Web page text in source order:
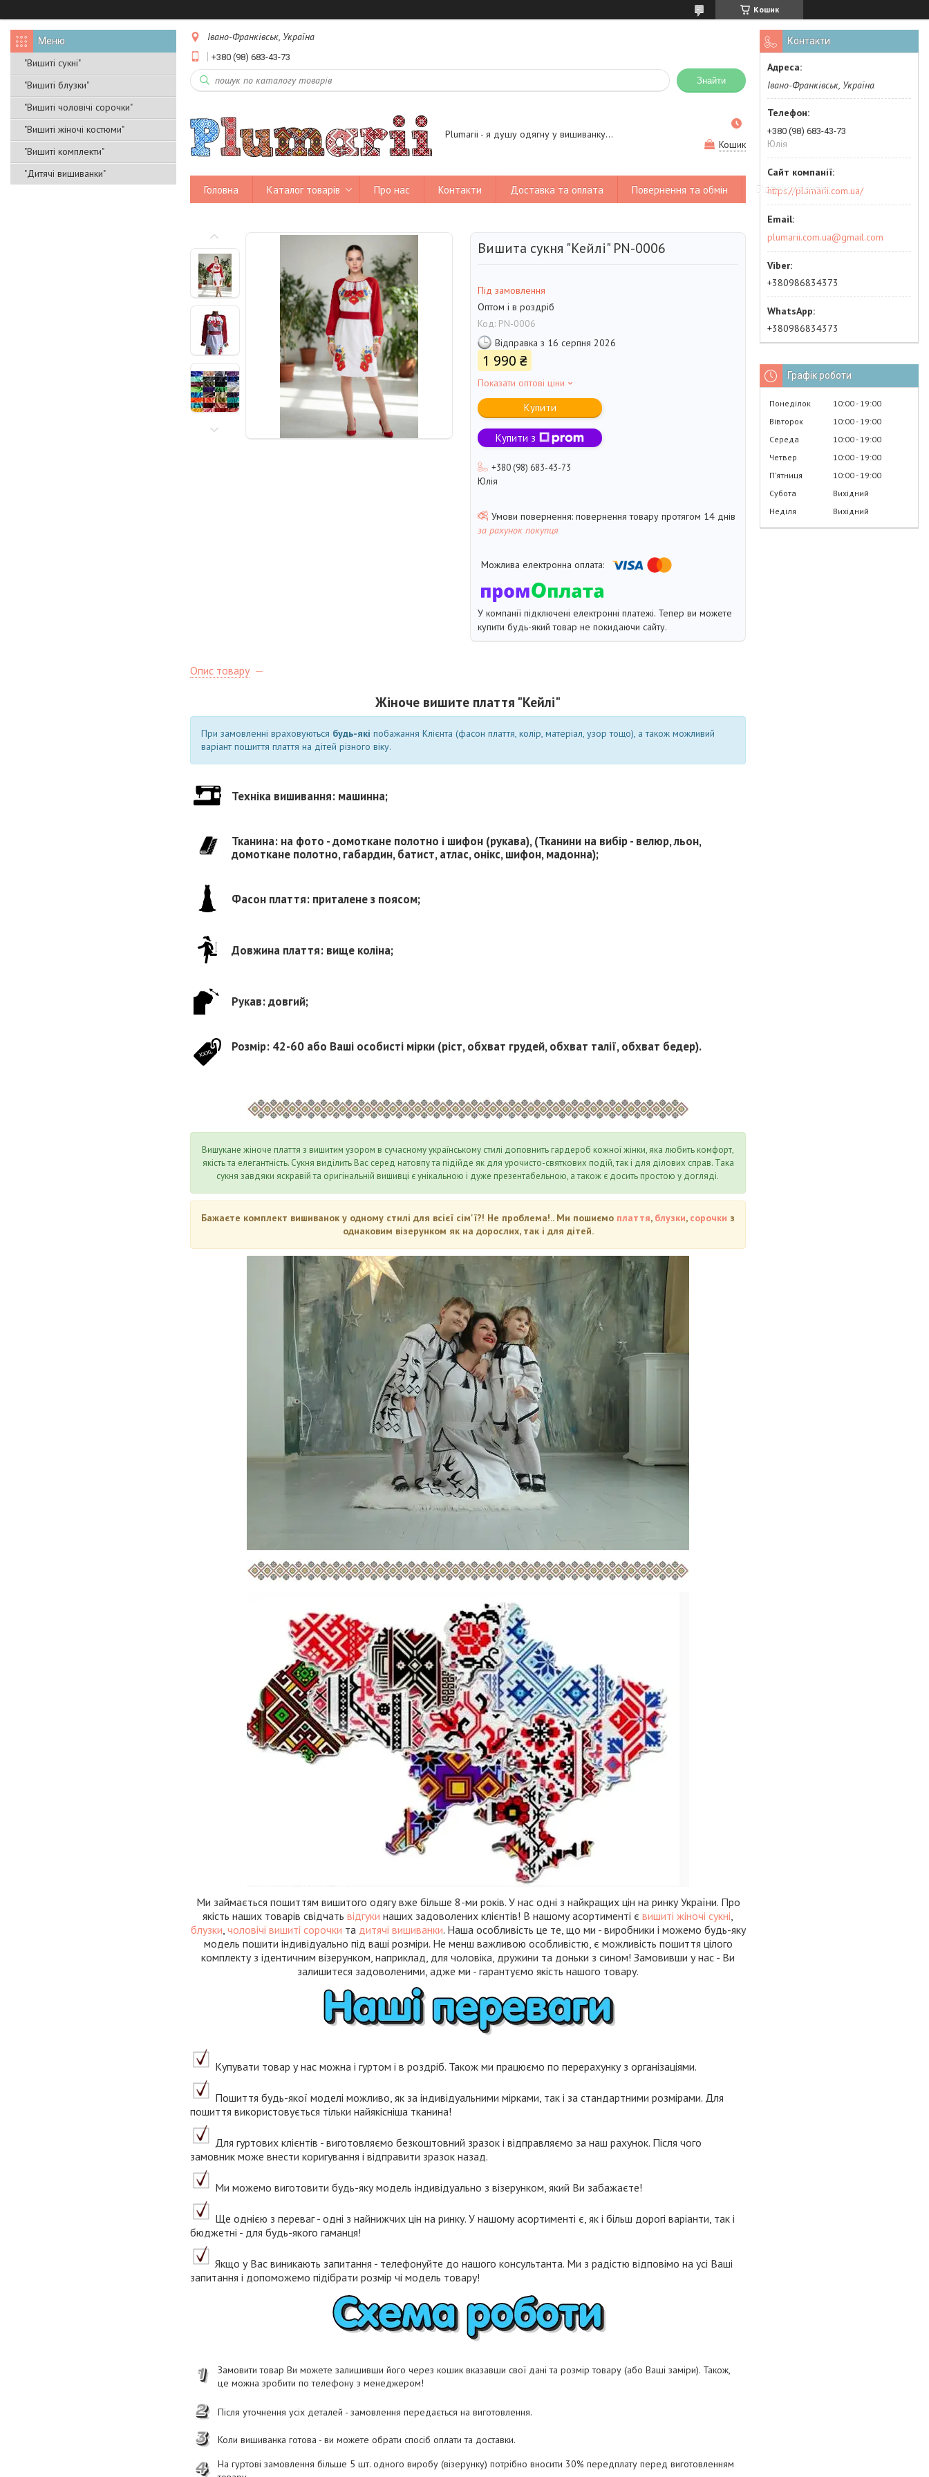
Кошик
"Вишиті сукні"
"Вишиті блузки"
"Вишиті чоловічі сорочки"
"Вишиті жіночі костюми"
"Вишиті комплекти"
"Дитячі вишиванки"
Івано-Франківськ, Україна
+380 (98) 683-43-73
Знайти
Plumarii - я душу одягну у вишиванку...
Кошик
Головна Каталог товарів Про нас Контакти Доставка та оплата Повернення та обмін Відгуки клієнтів
Вишита сукня "Кейлі" PN-0006
Під замовлення
Оптом і в роздріб
Код: PN-0006
Відправка з 16 серпня 2026
1 990 ₴
Показати оптові ціни
Купити
Купити з
+380 (98) 683-43-73
Юлія
повернення товару протягом 14 днів
за рахунок покупця
У компанії підключені електронні платежі. Тепер ви можете
купити будь-який товар не покидаючи сайту.
Опис товару
Жіноче вишите плаття "Кейлі"
При замовленні враховуються будь-які побажання Клієнта (фасон плаття, колір, матеріал, узор тощо), а також можливий
варіант пошиття плаття на дітей різного віку.
Техніка вишивання: машинна;
Тканина: на фото - домоткане полотно і шифон (рукава), (Тканини на вибір - велюр, льон,
домоткане полотно, габардин, батист, атлас, онікс, шифон, мадонна);
Фасон плаття: приталене з поясом;
Довжина плаття: вище коліна;
Рукав: довгий;
Розмір: 42-60 або Ваші особисті мірки (ріст, обхват грудей, обхват талії, обхват бедер).
Вишукане жіноче плаття з вишитим узором в сучасному українському стилі доповнить гардероб кожної жінки, яка любить комфорт,
якість та елегантність. Сукня виділить Вас серед натовпу та підійде як для урочисто-святкових подій, так і для ділових справ. Така
сукня завдяки яскравій та оригінальній вишивці є унікальною і дуже презентабельною, а також є досить простою у догляді.
Бажаєте комплект вишиванок у одному стилі для всієї сім'ї?! Не проблема!.. Ми пошиємо плаття, блузки, сорочки з
однаковим візерунком як на дорослих, так і для дітей.
Ми займається пошиттям вишитого одягу вже більше 8-ми років. У нас одні з найкращих цін на ринку України. Про
якість наших товарів свідчать відгуки наших задоволених клієнтів! В нашому асортименті є вишиті жіночі сукні,
блузки, чоловічі вишиті сорочки та дитячі вишиванки. Наша особливість це те, що ми - виробники і можемо будь-яку
модель пошити індивідуально під ваші розміри. Не менш важливою особливістю, є можливість пошиття цілого
комплекту з ідентичним візерунком, наприклад, для чоловіка, дружини та доньки з сином! Замовивши у нас - Ви
залишитеся задоволеними, адже ми - гарантуємо якість нашого товару.
Купувати товар у нас можна і гуртом і в роздріб. Також ми працюємо по перерахунку з організаціями.
Пошиття будь-якої моделі можливо, як за індивідуальними мірками, так і за стандартними розмірами. Для
пошиття використовується тільки найякісніша тканина!
Для гуртових клієнтів - виготовляємо безкоштовний зразок і відправляємо за наш рахунок. Після чого
замовник може внести коригування і відправити зразок назад.
Ми можемо виготовити будь-яку модель індивідуально з візерунком, який Ви забажаєте!
Ще однією з переваг - одні з найнижчих цін на ринку. У нашому асортименті є, як і більш дорогі варіанти, так і
бюджетні - для будь-якого гаманця!
Якщо у Вас виникають запитання - телефонуйте до нашого консультанта. Ми з радістю відповімо на усі Ваші
запитання і допоможемо підібрати розмір чі модель товару!
Замовити товар Ви можете залишивши його через кошик вказавши свої дані та розмір товару (або Ваші заміри). Також,
це можна зробити по телефону з менеджером!
Після уточнення усіх деталей - замовлення передається на виготовлення.
Коли вишиванка готова - ви можете обрати спосіб оплати та доставки.
На гуртові замовлення більше 5 шт. одного виробу (візерунку) потрібно вносити 30% передплату перед виготовленням
Контакти
Івано-Франківськ, Україна
+380 (98) 683-43-73
Юлія
https://plumarii.com.ua/
plumarii.com.ua@gmail.com
+380986834373
+380986834373
Графік роботи
Понеділок 10:00 19:00
Вівторок
10:00 19:00
Середа
10:00 19:00
Четвер
10:00 19:00
Пʼятниця
10:00 19:00
Субота
Вихідний
Неділя
Вихідний